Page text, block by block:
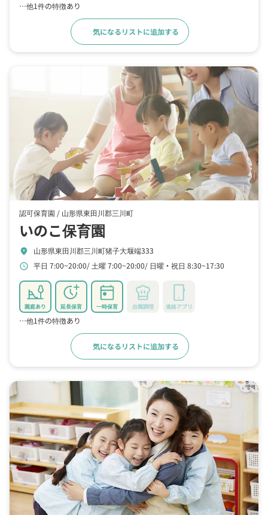
…他1件の特徴あり
気になるリストに追加する
認可保育園 / 山形県東田川郡三川町
いのこ保育園
location_on 山形県東田川郡三川町猪子大堰端333
schedule 平日 7:00~20:00 土曜 7:00~20:00 日曜・祝日 8:30~17:30
園庭あり 延長保育 一時保育 自園調理 連絡アプリ
…他1件の特徴あり
気になるリストに追加する